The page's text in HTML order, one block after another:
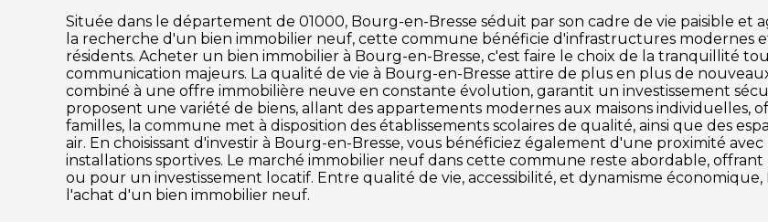
Située dans le département de 01000, Bourg-en-Bresse séduit par son cadre de vie paisible et
la recherche d'un bien immobilier neuf, cette commune bénéficie d'infrastructures modernes
résidents. Acheter un bien immobilier à Bourg-en-Bresse, c'est faire le choix de la tranquillité
communication majeurs. La qualité de vie à Bourg-en-Bresse attire de plus en plus de
combiné à une offre immobilière neuve en constante évolution, garantit un investissement
proposent une variété de biens, allant des appartements modernes aux maisons individuelles,
familles, la commune met à disposition des établissements scolaires de qualité, ainsi que des
air. En choisissant d'investir à Bourg-en-Bresse, vous bénéficiez également d'une proximité
installations sportives. Le marché immobilier neuf dans cette commune reste abordable,
ou pour un investissement locatif. Entre qualité de vie, accessibilité, et dynamisme
l'achat d'un bien immobilier neuf.